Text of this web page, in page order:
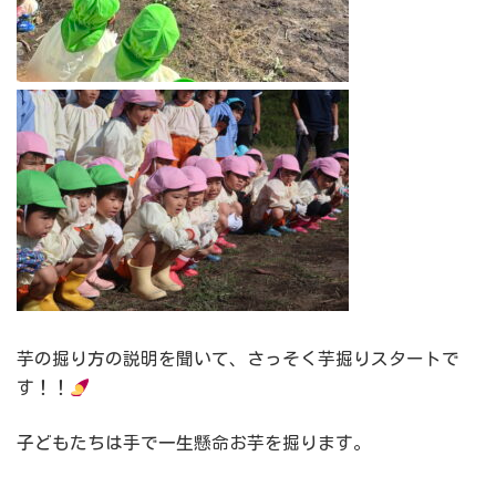
芋の掘り方の説明を聞いて、さっそく芋掘りスタートで
す！！
子どもたちは手で一生懸命お芋を掘ります。